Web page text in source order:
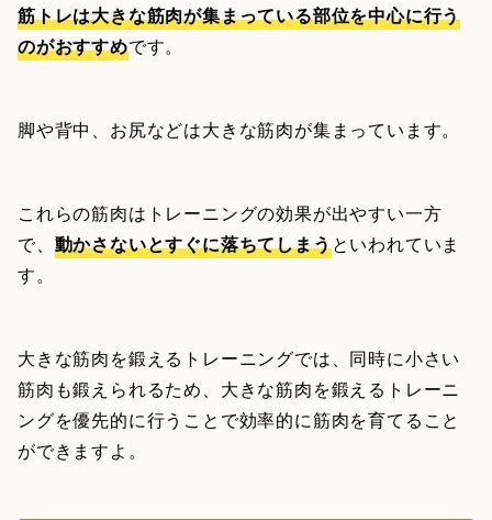
筋トレは大きな筋肉が集まっている部位を中心に行う
のがおすすめです。
脚や背中、お尻などは大きな筋肉が集まっています。
これらの筋肉はトレーニングの効果が出やすい一方
で、 動かさないとすぐに落ちてしまうといわれていま
す。
大きな筋肉を鍛えるトレーニングでは、同時に小さい
筋肉も鍛えられるため、大きな筋肉を鍛えるトレーニ
ングを優先的に行うことで効率的に筋肉を育てること
ができますよ。